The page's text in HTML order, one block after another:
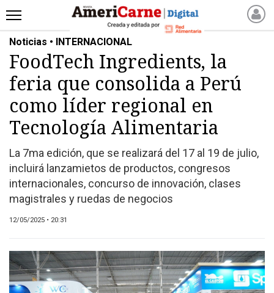
INICIO
NOTICIAS RECIENTES
NOTICIAS
ARTICULOS
PRODUCCIÓN
PROCESO
PRODUCTO
NUEVOS PRODUCTOS
MARKETPLACE
DE CARNE VACUNA
EVENTOS Y
Noticias • INTERNACIONAL
FoodTech Ingredients, la
feria que consolida a Perú
como líder regional en
Tecnología Alimentaria
La 7ma edición, que se realizará del 17 al 19 de julio,
incluirá lanzamietos de productos, congresos
internacionales, concurso de innovación, clases
magistrales y ruedas de negocios
12/05/2025 • 20:31